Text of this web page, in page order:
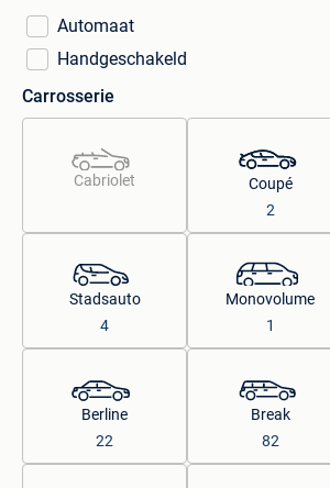
Automaat
Handgeschakeld
Carrosserie
Cabriolet
Coupé
2
Stadsauto
4
Monovolume
1
Berline
22
Break
82